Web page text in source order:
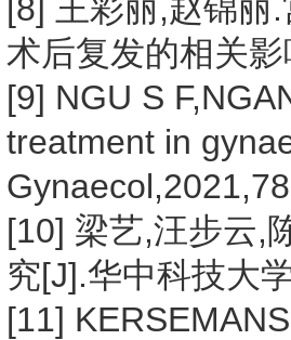
[8] 王彩丽,赵锦丽
术后复发的相关
[9] NGU S
treatment in
[10] 梁艺,汪步云,
究[J].华中科技大
[11]